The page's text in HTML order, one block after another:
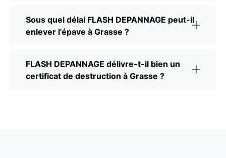
Sous quel délai FLASH DEPANNAGE peut-il
enlever l'épave à Grasse ?
FLASH DEPANNAGE délivre-t-il bien un
certificat de destruction à Grasse ?